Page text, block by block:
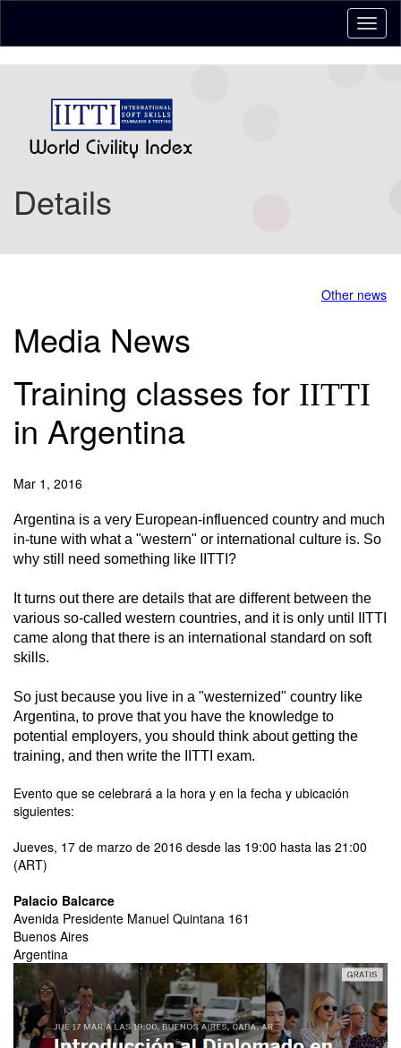
Details
Other news
Media News
Training classes for IITTI
in Argentina
Mar 1, 2016
Argentina is a very European-influenced country and much
in-tune with what a "western" or international culture is. So
why still need something like IITTI?
It turns out there are details that are different between the
various so-called western countries, and it is only until IITTI
came along that there is an international standard on soft
skills.
So just because you live in a "westernized" country like
Argentina, to prove that you have the knowledge to
potential employers, you should think about getting the
training, and then write the IITTI exam.
Evento que se celebrará a la hora y en la fecha y ubicación
siguientes:
Jueves, 17 de marzo de 2016 desde las 19:00 hasta las 21:00
(ART)
Palacio Balcarce
Avenida Presidente Manuel Quintana 161
Buenos Aires
Argentina